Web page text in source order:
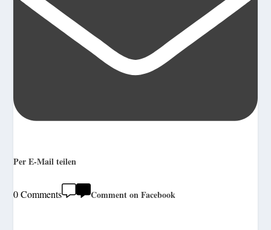
Per E-Mail teilen
0 Comments Comment on Facebook